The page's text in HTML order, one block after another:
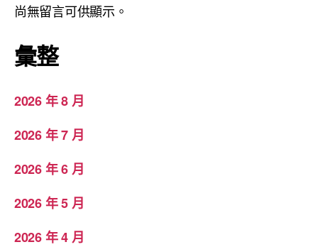
尚無留言可供顯示。
彙整
2026 年 8 月
2026 年 7 月
2026 年 6 月
2026 年 5 月
2026 年 4 月